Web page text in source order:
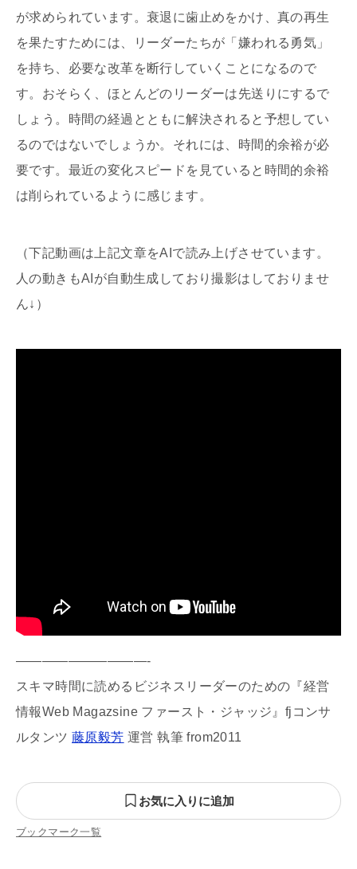
が求められています。衰退に歯止めをかけ、真の再生
を果たすためには、リーダーたちが「嫌われる勇気」
を持ち、必要な改革を断行していくことになるので
す。おそらく、ほとんどのリーダーは先送りにするで
しょう。時間の経過とともに解決されると予想してい
るのではないでしょうか。それには、時間的余裕が必
要です。最近の変化スピードを見ていると時間的余裕
は削られているように感じます。
（下記動画は上記文章をAIで読み上げさせています。
人の動きもAIが自動生成しており撮影はしておりませ
ん↓）
——————————-
スキマ時間に読めるビジネスリーダーのための『経営
情報Web Magazsine ファースト・ジャッジ』fjコンサ
ルタンツ 藤原毅芳 運営 執筆 from2011
お気に入りに追加
ブックマーク一覧